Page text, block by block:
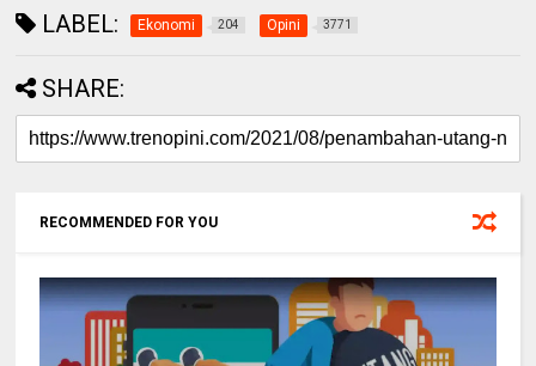
LABEL: Ekonomi 204 Opini 3771
SHARE:
RECOMMENDED FOR YOU